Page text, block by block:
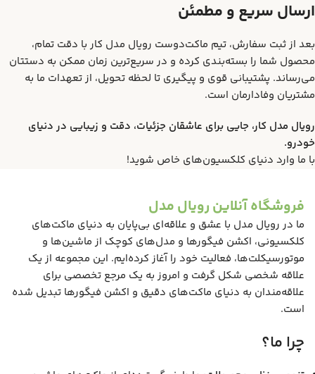
ارسال سریع و مطمئن
بعد از ثبت سفارش، تیم ماکت‌دوست رویال مدل کار با دقت تمام،
محصول شما را بسته‌بندی کرده و در سریع‌ترین زمان ممکن به دستتان
می‌رساند. پشتیبانی قوی و پیگیری تا لحظه تحویل، از تعهدات ما به
مشتریان وفادارمان است.
رویال مدل کار، جایی برای عاشقان جزئیات، دقت و زیبایی در دنیای
خودرو.
با ما وارد دنیای کلکسیون‌های خاص شوید!
فروشگاه آنلاین رویال مدل
ما در رویال مدل با عشق و علاقه‌ای بی‌پایان به دنیای ماکت‌های
کلکسیونی، اکشن فیگورها و مدل‌های کوچک از ماشین‌ها و
موتورسیکلت‌ها، فعالیت خود را آغاز کرده‌ایم. این مجموعه از یک
علاقه شخصی شکل گرفت و امروز به یک مرجع تخصصی برای
علاقه‌مندان به دنیای ماکت‌های دقیق و اکشن فیگورها تبدیل شده
است.
چرا ما؟